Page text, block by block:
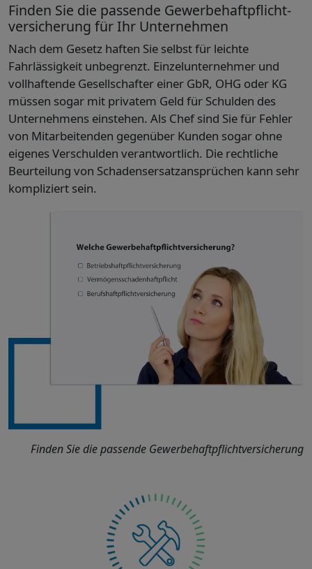
Finden Sie die passende Gewerbehaftpflicht­
versicherung für Ihr Unternehmen
Nach dem Gesetz haften Sie selbst für leichte
Fahrlässigkeit unbegrenzt. Einzelunternehmer und
vollhaftende Gesellschafter einer GbR, OHG oder KG
müssen sogar mit privatem Geld für Schulden des
Unternehmens einstehen. Als Chef sind Sie für Fehler
von Mitarbeitenden gegenüber Kunden sogar ohne
eigenes Verschulden verantwortlich. Die rechtliche
Beurteilung von Schadensersatzansprüchen kann sehr
kompliziert sein.
Finden Sie die passende Gewerbehaftpflichtversicherung